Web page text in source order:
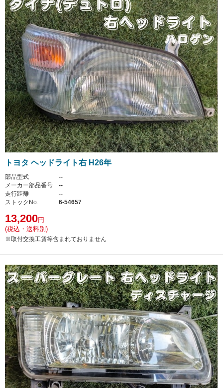
トヨタ ヘッドライト右 H26年
部品型式
--
メーカー部品番号
--
走行距離
--
ストックNo.
6-54657
13,200円
(税込・送料別)
※取付交換工賃等含まれておりません